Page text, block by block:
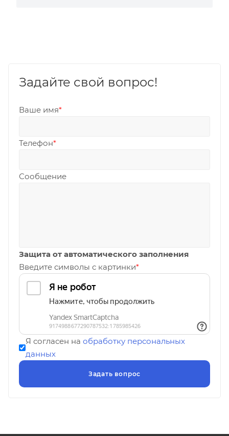
Задайте свой вопрос!
Ваше имя*
Телефон*
Сообщение
Защита от автоматического заполнения
Введите символы с картинки*
Я согласен на обработку персональных
данных